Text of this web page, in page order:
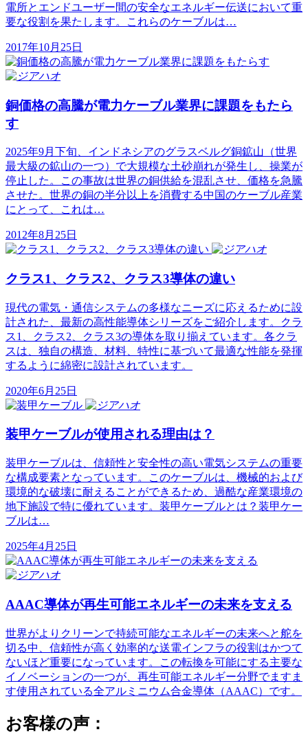
電所とエンドユーザー間の安全なエネルギー伝送において重
要な役割を果たします。これらのケーブルは…
2017年10月25日
銅価格の高騰が電力ケーブル業界に課題をもたら
す
2025年9月下旬、インドネシアのグラスベルグ銅鉱山（世界
最大級の鉱山の一つ）で大規模な土砂崩れが発生し、操業が
停止した。この事故は世界の銅供給を混乱させ、価格を急騰
させた。世界の銅の半分以上を消費する中国のケーブル産業
にとって、これは…
2012年8月25日
クラス1、クラス2、クラス3導体の違い
現代の電気・通信システムの多様なニーズに応えるために設
計された、最新の高性能導体シリーズをご紹介します。クラ
ス1、クラス2、クラス3の導体を取り揃えています。各クラ
スは、独自の構造、材料、特性に基づいて最適な性能を発揮
するように綿密に設計されています。
2020年6月25日
装甲ケーブルが使用される理由は？
装甲ケーブルは、信頼性と安全性の高い電気システムの重要
な構成要素となっています。このケーブルは、機械的および
環境的な破壊に耐えることができるため、過酷な産業環境の
地下施設で特に優れています。装甲ケーブルとは？装甲ケー
ブルは…
2025年4月25日
AAAC導体が再生可能エネルギーの未来を支える
世界がよりクリーンで持続可能なエネルギーの未来へと舵を
切る中、信頼性が高く効率的な送電インフラの役割はかつて
ないほど重要になっています。この転換を可能にする主要な
イノベーションの一つが、再生可能エネルギー分野でますま
す使用されている全アルミニウム合金導体（AAAC）です。
お客様の声：